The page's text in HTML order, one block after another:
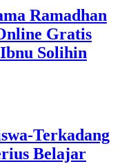
Ramadhan
Gratis
Solihin
Terkadang
Belajar